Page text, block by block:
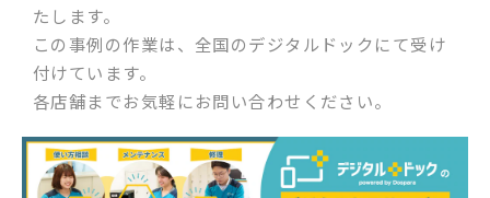
たします。
この事例の作業は、全国のデジタルドックにて受け
付けています。
各店舗までお気軽にお問い合わせください。